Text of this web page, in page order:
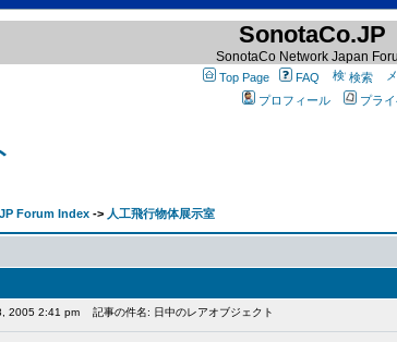
SonotaCo.JP
SonotaCo Network Japan
Top Page FAQ 検索
プロフィール
プラ
Forum Index -> 人工飛行物体展示室
2005 2:41 pm 記事の件名: 日中のレアオブジェクト